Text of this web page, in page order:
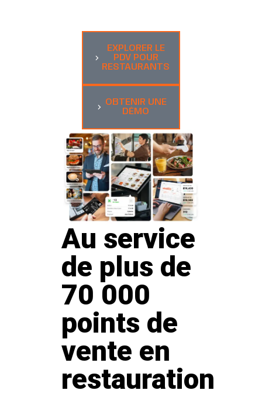
EXPLORER LE
PDV POUR
RESTAURANTS
OBTENIR UNE
DÉMO
Au service
de plus de
70 000
points de
vente en
restauration